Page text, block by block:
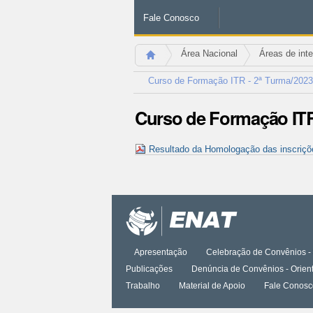
Fale Conosco
Área Nacional Áreas de
Curso de Formação ITR - 2ª Turma/
Curso de Formação
Resultado da Homologação das
documento
Apresentação Celebração de Convênios
Publicações
Denúncia de Convênios -
Trabalho
Material de Apoio Fale